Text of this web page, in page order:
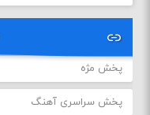
پخش مژه
پخش سراسری آهنگ